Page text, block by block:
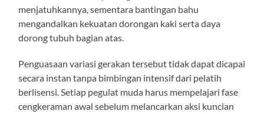
menjatuhkannya, sementara bantingan bahu
mengandalkan kekuatan dorongan kaki serta daya
dorong tubuh bagian atas.
Penguasaan variasi gerakan tersebut tidak dapat dicapai
secara instan tanpa bimbingan intensif dari pelatih
berlisensi. Setiap pegulat muda harus mempelajari fase
cengkeraman awal sebelum melancarkan aksi kuncian